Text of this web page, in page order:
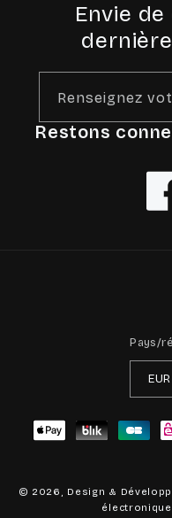
Envie
Renseignez
Restons
Pays/
Moyens
© 2026, Design &